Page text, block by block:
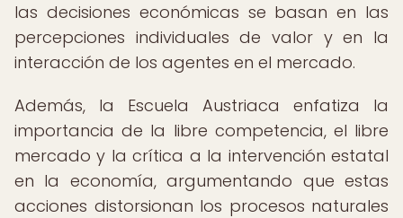
las decisiones económicas se basan en las
percepciones individuales de valor y en la
interacción de los agentes en el mercado.
Además, la Escuela Austriaca enfatiza la
importancia de la libre competencia, el libre
mercado y la crítica a la intervención estatal
en la economía, argumentando que estas
acciones distorsionan los procesos naturales